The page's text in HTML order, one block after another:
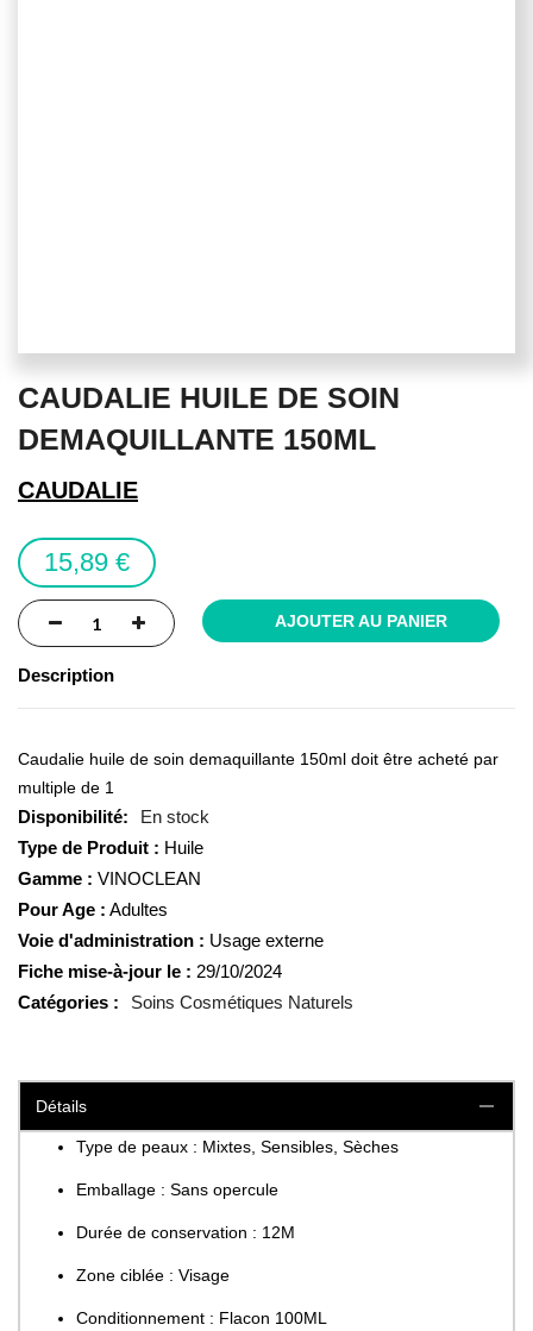
to
beginning
of
images
gallery
CAUDALIE HUILE DE SOIN
DEMAQUILLANTE 150ML
CAUDALIE
15,89 €
AJOUTER AU PANIER
Description
Caudalie huile de soin demaquillante 150ml doit être acheté par
multiple de 1
En stock
Type de Produit : Huile
Gamme : VINOCLEAN
Pour Age : Adultes
Voie d'administration : Usage externe
Fiche mise-à-jour le : 29/10/2024
Catégories :
Soins Cosmétiques Naturels
Détails
Type de peaux : Mixtes, Sensibles, Sèches
Emballage : Sans opercule
Durée de conservation : 12M
Zone ciblée : Visage
Conditionnement : Flacon 100ML